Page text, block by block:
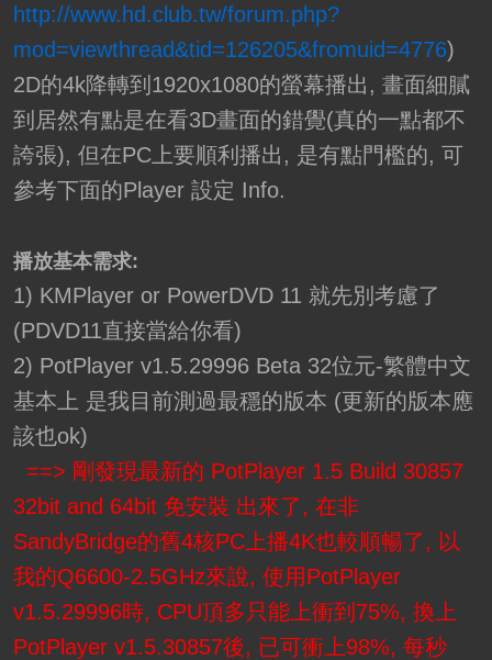
http://www.hd.club.tw/forum.php?
mod=viewthread&tid=126205&fromuid=4776)
2D的4k降轉到1920x1080的螢幕播出, 畫面細膩
到居然有點是在看3D畫面的錯覺(真的一點都不
誇張), 但在PC上要順利播出, 是有點門檻的, 可
參考下面的Player 設定 Info.
播放基本需求:
1) KMPlayer or PowerDVD 11 就先別考慮了
(PDVD11直接當給你看)
2) PotPlayer v1.5.29996 Beta 32位元-繁體中文
基本上 是我目前測過最穩的版本 (更新的版本應
該也ok)
==> 剛發現最新的 PotPlayer 1.5 Build 30857
32bit and 64bit 免安裝 出來了, 在非
SandyBridge的舊4核PC上播4K也較順暢了, 以
我的Q6600-2.5GHz來說, 使用PotPlayer
v1.5.29996時, CPU頂多只能上衝到75%, 換上
PotPlayer v1.5.30857後, 已可衝上98%, 每秒